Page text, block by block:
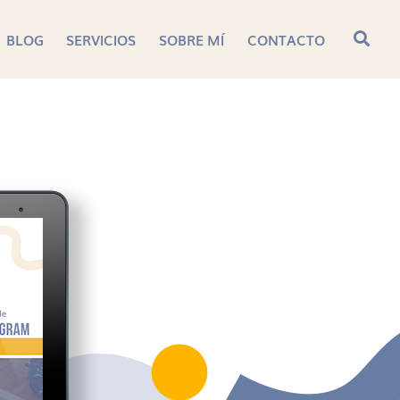
BLOG SERVICIOS SOBRE MÍ CONTACTO